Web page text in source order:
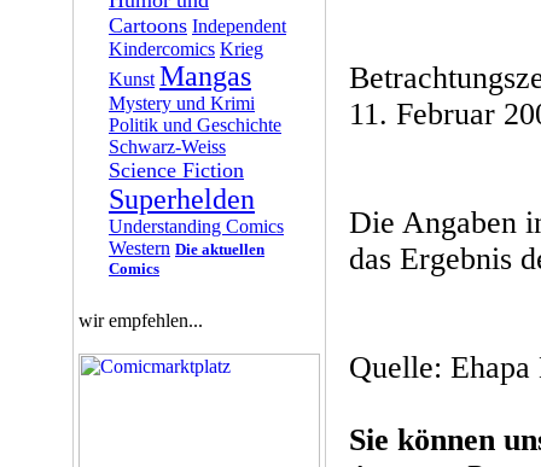
Cartoons Independent
Kindercomics Krieg
Kunst Mangas
Mystery und Krimi
Politik und Geschichte
Schwarz-Weiss
Science Fiction
Superhelden
Understanding Comics
Western Die aktuellen
Comics
wir empfehlen...
11. Februar
Die Angaben
das Ergebnis
Quelle:
Sie können